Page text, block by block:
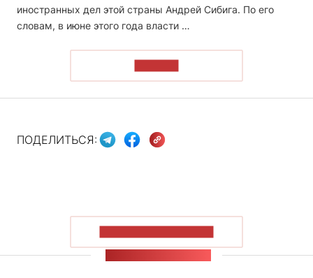
иностранных дел этой страны Андрей Сибига. По его
словам, в июне этого года власти …
ПОДЕЛИТЬСЯ: